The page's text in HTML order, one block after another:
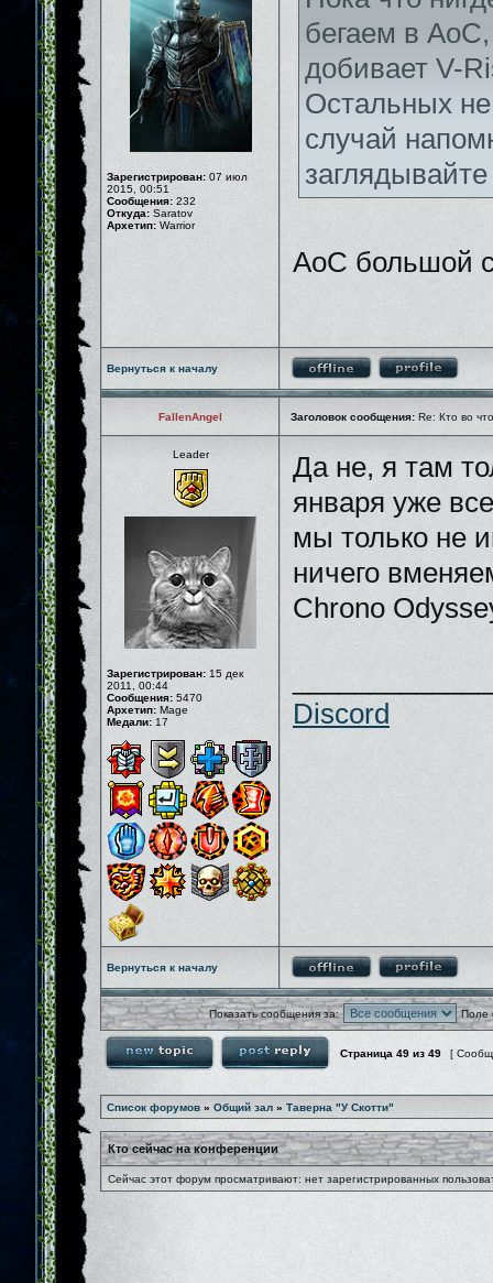
Зарегистрирован: 07 июл
2015, 00:51
Сообщения: 232
Откуда: Saratov
Архетип: Warrior
бегаем в
добивает V-
Остальных
случай
АоС большой
Вернуться к началу
FallenAngel Заголовок сообщения: Re: Кто во
Leader
Зарегистрирован: 15 дек
2011, 00:44
Сообщения: 5470
Архетип: Mage
Медали: 17
Да не, я там
января уже
мы только не
ничего
Chrono
Discord
Вернуться к началу
Показать сообщения за: Поле
Страница 49 из 49 [
Список форумов » Общий зал » Таверна "У Скотти"
Кто сейчас на конференции
Сейчас этот форум просматривают: нет зарегистрированных